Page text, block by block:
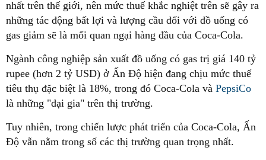
nhất trên thế giới, nên mức thuế khắc nghiệt trên sẽ gây ra
những tác động bất lợi và lượng cầu đối với đồ uống có
gas giảm sẽ là mối quan ngại hàng đầu của Coca-Cola.
Ngành công nghiệp sản xuất đồ uống có gas trị giá 140 tỷ
rupee (hơn 2 tỷ USD) ở Ấn Độ hiện đang chịu mức thuế
tiêu thụ đặc biệt là 18%, trong đó Coca-Cola và PepsiCo
là những "đại gia" trên thị trường.
Tuy nhiên, trong chiến lược phát triển của Coca-Cola, Ấn
Độ vẫn nằm trong số các thị trường quan trọng nhất.